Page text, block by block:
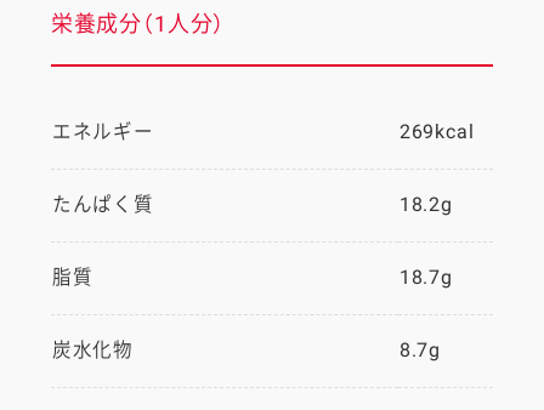
栄養成分（1人分）
エネルギー 269kcal
たんぱく質 18.2g
脂質 18.7g
炭水化物 8.7g